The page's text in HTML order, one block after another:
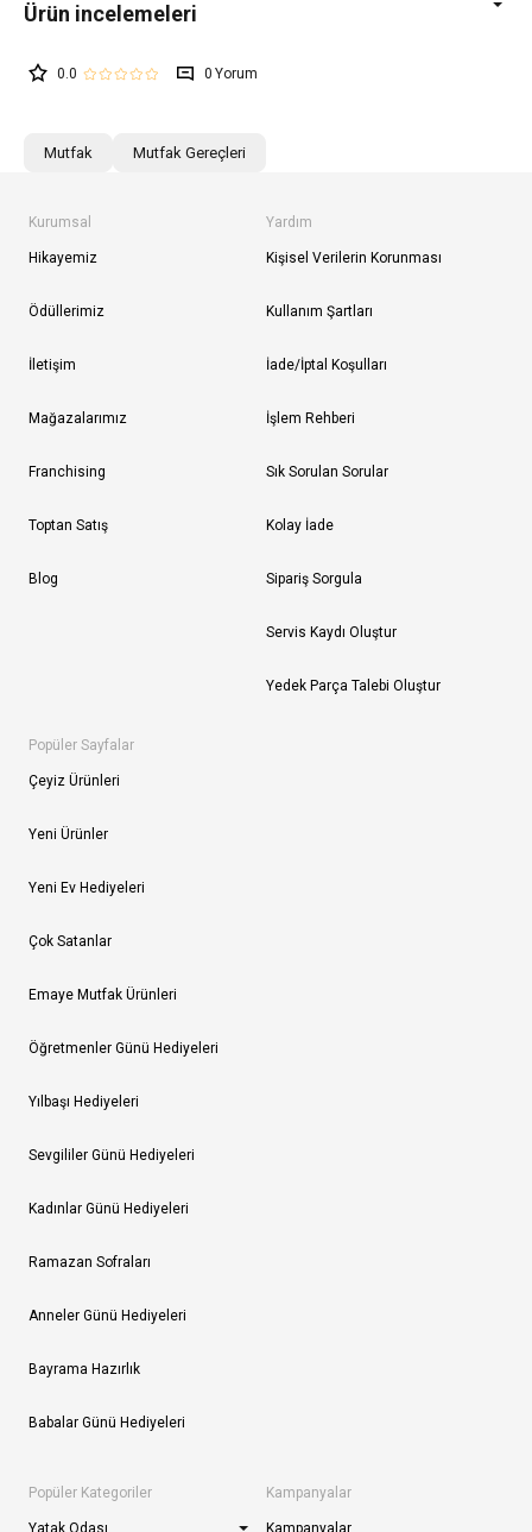
0.0 0
Mutfak Mutfak Gereçleri
Kurumsal
Hikayemiz
Ödüllerimiz
İletişim
Mağazalarımız
Franchising
Toptan Satış
Blog
Yardım
Kişisel Verilerin Korunması
Kullanım Şartları
İade/İptal Koşulları
İşlem Rehberi
Sık Sorulan Sorular
Kolay İade
Sipariş Sorgula
Servis Kaydı Oluştur
Yedek Parça Talebi Oluştur
Popüler Sayfalar
Çeyiz Ürünleri
Yeni Ürünler
Yeni Ev Hediyeleri
Çok Satanlar
Emaye Mutfak Ürünleri
Öğretmenler Günü Hediyeleri
Yılbaşı Hediyeleri
Sevgililer Günü Hediyeleri
Kadınlar Günü Hediyeleri
Ramazan Sofraları
Anneler Günü Hediyeleri
Bayrama Hazırlık
Babalar Günü Hediyeleri
Popüler Kategoriler
Yatak Odası
Kampanyalar
Kampanyalar